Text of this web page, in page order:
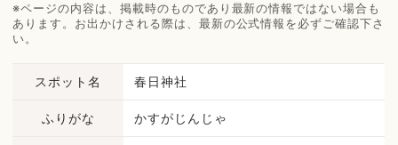
※ページの内容は、掲載時のものであり最新の情報ではない場合も
あります。お出かけされる際は、最新の公式情報を必ずご確認下さ
い。
スポット名 春日神社
ふりがな かすがじんじゃ